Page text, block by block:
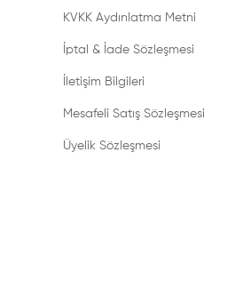
KVKK Aydınlatma Metni
İptal & İade Sözleşmesi
İletişim Bilgileri
Mesafeli Satış Sözleşmesi
Üyelik Sözleşmesi